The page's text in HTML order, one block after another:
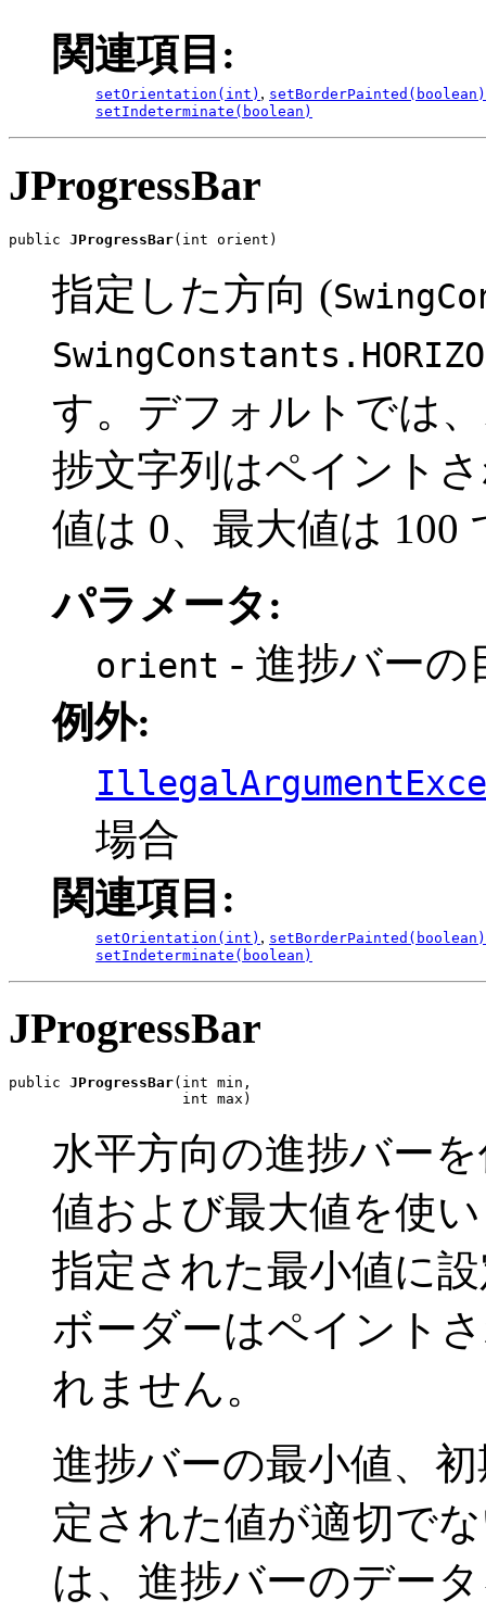
関連項目:
setOrientation(int) , setBorderPainted(boolean)
setIndeterminate(boolean)
JProgressBar
public JProgressBar(int orient)
指定した方向 (
す。デフォルトでは
捗文字列はペイント
値は 0、最大値は 100
パラメータ:
orient - 進捗バーの
例外:
場合
関連項目:
setOrientation(int) , setBorderPainted(boolean)
setIndeterminate(boolean)
JProgressBar
public JProgressBar(int min,
                    int max)
水平方向の進捗バー
値および最大値を使
指定された最小値に
ボーダーはペイント
れません。
進捗バーの最小値、
定された値が適切で
は、進捗バーのデー